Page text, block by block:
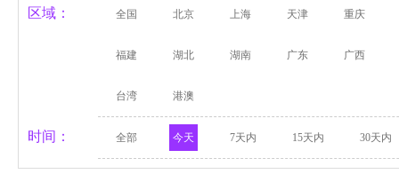
区域： 全国 北京 上海 天津 重庆
福建 湖北 湖南 广东 广西
台湾 港澳
时间： 全部 今天 7天内 15天内 30天内